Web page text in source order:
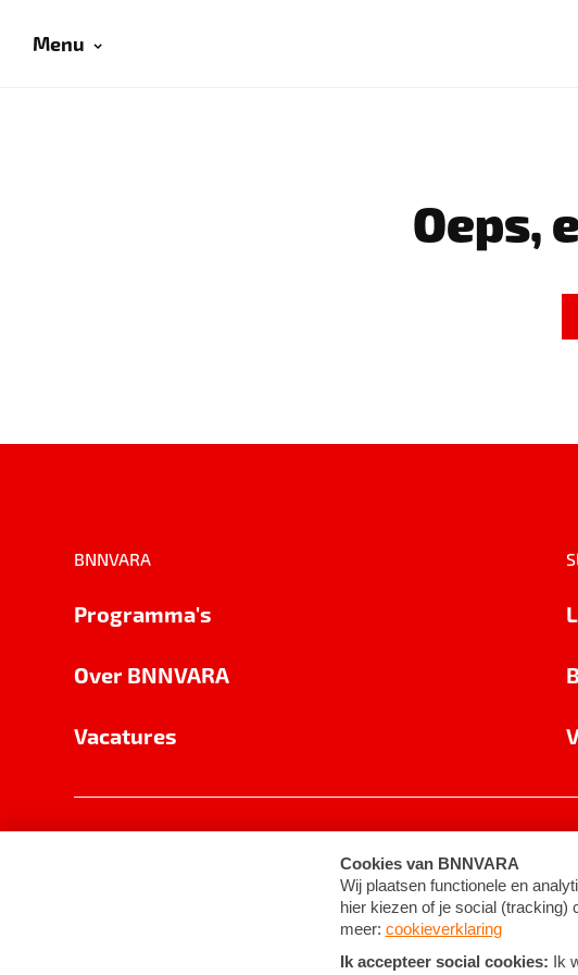
Menu
Oeps,
BNNVARA
Programma's
Over BNNVARA
Vacatures
Cookie-instellingen Algemene